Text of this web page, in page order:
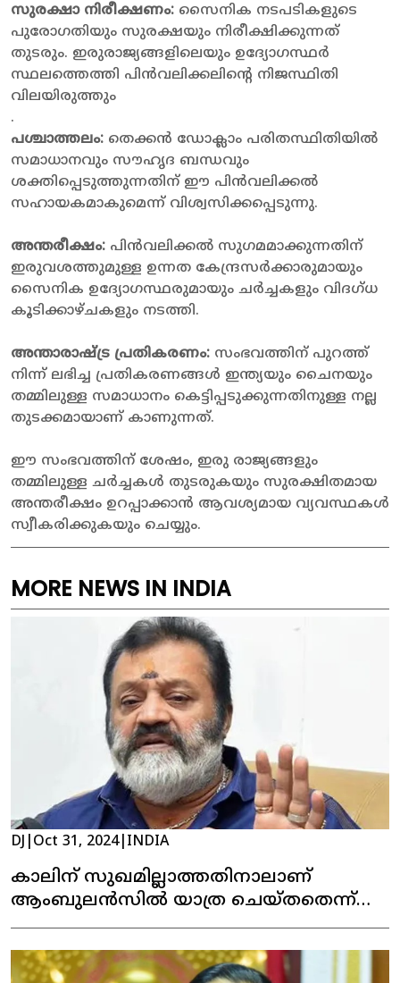
സുരക്ഷാ നിരീക്ഷണം: സൈനിക നടപടികളുടെ
പുരോഗതിയും സുരക്ഷയും നിരീക്ഷിക്കുന്നത്
തുടരും. ഇരുരാജ്യങ്ങളിലെയും ഉദ്യോഗസ്ഥർ
സ്ഥലത്തെത്തി പിൻവലിക്കലിൻ്റെ നിജസ്ഥിതി
വിലയിരുത്തും
.
പശ്ചാത്തലം: തെക്കൻ ഡോക്ലാം പരിതസ്ഥിതിയിൽ
സമാധാനവും സൗഹൃദ ബന്ധവും
ശക്തിപ്പെടുത്തുന്നതിന് ഈ പിൻവലിക്കൽ
സഹായകമാകുമെന്ന് വിശ്വസിക്കപ്പെടുന്നു.
അന്തരീക്ഷം: പിൻവലിക്കൽ സുഗമമാക്കുന്നതിന്
ഇരുവശത്തുമുള്ള ഉന്നത കേന്ദ്രസർക്കാരുമായും
സൈനിക ഉദ്യോഗസ്ഥരുമായും ചർച്ചകളും വിദഗ്ധ
കൂടിക്കാഴ്ചകളും നടത്തി.
അന്താരാഷ്ട്ര പ്രതികരണം: സംഭവത്തിന് പുറത്ത്
നിന്ന് ലഭിച്ച പ്രതികരണങ്ങൾ ഇന്ത്യയും ചൈനയും
തമ്മിലുള്ള സമാധാനം കെട്ടിപ്പടുക്കുന്നതിനുള്ള നല്ല
തുടക്കമായാണ് കാണുന്നത്.
ഈ സംഭവത്തിന് ശേഷം, ഇരു രാജ്യങ്ങളും
തമ്മിലുള്ള ചർച്ചകൾ തുടരുകയും സുരക്ഷിതമായ
അന്തരീക്ഷം ഉറപ്പാക്കാൻ ആവശ്യമായ വ്യവസ്ഥകൾ
സ്വീകരിക്കുകയും ചെയ്യും.
MORE NEWS IN INDIA
DJ Oct 31, 2024| INDIA
കാലിന് സുഖമില്ലാത്തതിനാലാണ്
ആംബുലൻസിൽ യാത്ര ചെയ്തതെന്ന്
സുരേഷ് ഗോപി; കേസെടുക്കാൻ
വെല്ലുവിളിച്ചപ്പോൾ, 'സി.ബി.ഐയെ
വിളിക്കാൻ നിങ്ങൾക്ക് ധൈര്യമുണ്ടോ?'